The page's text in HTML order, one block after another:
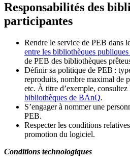
Responsabilités des
participantes
Rendre le service de PEB dans
entre les bibliothèques publiques
de PEB des bibliothèques
Définir sa politique de PEB :
reproduits, nombre maximal de
etc. À titre d’exemple, consultez
bibliothèques de BAnQ.
S’engager à nommer une
PEB.
Respecter les conditions
promotion du logiciel.
Conditions technologiques